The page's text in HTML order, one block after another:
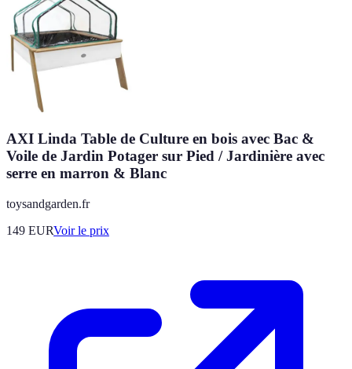
AXI Linda Table de Culture en bois avec Bac &
Voile de Jardin Potager sur Pied / Jardinière avec
serre en marron & Blanc
toysandgarden.fr
149 EURVoir le prix